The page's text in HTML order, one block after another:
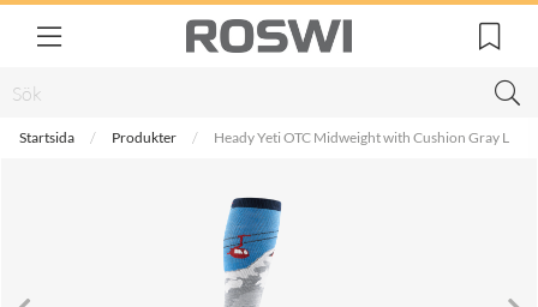
Startsida Produkter Heady Yeti OTC Midweight with Cushion Gray L